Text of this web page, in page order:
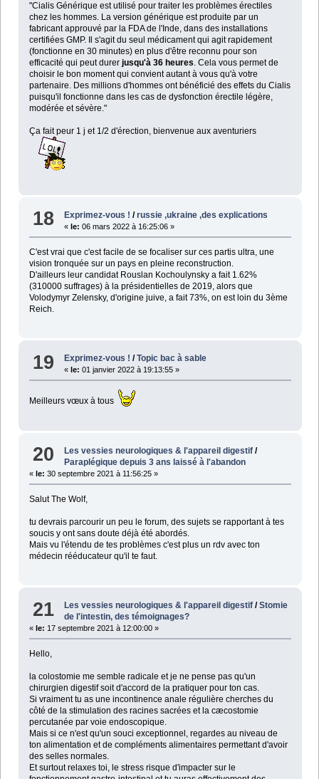
"Cialis Générique est utilisé pour traiter les problèmes érectiles
chez les hommes. La version générique est produite par un
fabricant approuvé par la FDA de l'Inde, dans des installations
certifiées GMP. Il s'agit du seul médicament qui agit rapidement
(fonctionne en 30 minutes) en plus d'être reconnu pour son
efficacité qui peut durer jusqu'à 36 heures. Cela vous permet de
choisir le bon moment qui convient autant à vous qu'à votre
partenaire. Des millions d'hommes ont bénéficié des effets du Cialis
puisqu'il fonctionne dans les cas de dysfonction érectile légère,
modérée et sévère."
Ça fait peur 1 j et 1/2 d'érection, bienvenue aux aventuriers
18 Exprimez-vous ! /russie ,ukraine ,des explications
«le: 06 mars 2022 à 16:25:06 »
C'est vrai que c'est facile de se focaliser sur ces partis ultra, une
vision tronquée sur un pays en pleine reconstruction.
D'ailleurs leur candidat Rouslan Kochoulynsky a fait 1.62%
(310000 suffrages) à la présidentielles de 2019, alors que
Volodymyr Zelensky, d'origine juive, a fait 73%, on est loin du 3ème
Reich.
19 Exprimez-vous ! /Topic bac à sable
« le: 01 janvier 2022 à 19:13:55 »
Meilleurs vœux à tous
20 Les vessies neurologiques & l'appareil digestif /
Paraplégique depuis 3 ans laissé à l'abandon
« le: 30 septembre 2021 à 11:56:25 »
Salut The Wolf,
tu devrais parcourir un peu le forum, des sujets se rapportant à tes
soucis y ont sans doute déjà été abordés.
Mais vu l'étendu de tes problèmes c'est plus un rdv avec ton
médecin rééducateur qu'il te faut.
21 Les vessies neurologiques & l'appareil digestif /Stomie
de l'intestin, des témoignages?
« le: 17 septembre 2021 à 12:00:00 »
Hello,
la colostomie me semble radicale et je ne pense pas qu'un
chirurgien digestif soit d'accord de la pratiquer pour ton cas.
Si vraiment tu as une incontinence anale régulière cherches du
côté de la stimulation des racines sacrées et la cæcostomie
percutanée par voie endoscopique.
Mais si ce n'est qu'un souci exceptionnel, regardes au niveau de
ton alimentation et de compléments alimentaires permettant d'avoir
des selles normales.
Et surtout relaxes toi, le stress risque d'impacter sur le